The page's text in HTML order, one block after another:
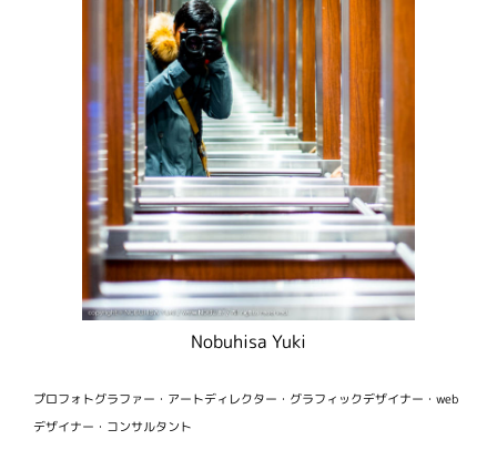
Nobuhisa Yuki
プロフォトグラファー・アートディレクター・グラフィックデザイナー・web
デザイナー・コンサルタント